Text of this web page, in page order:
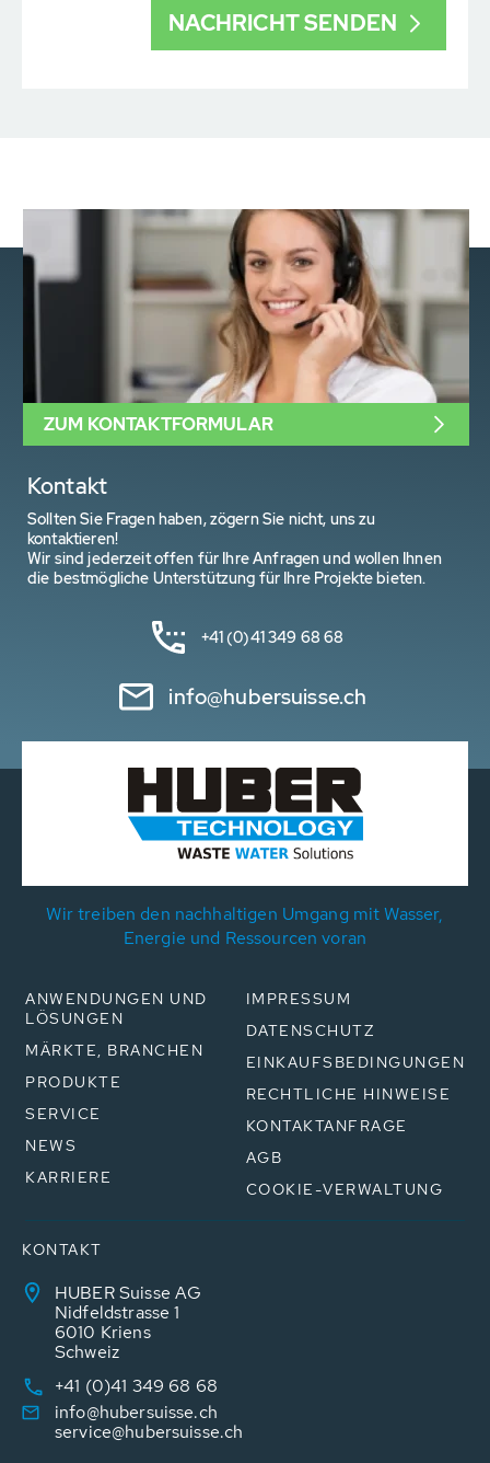
Kontakt
Sollten Sie Fragen haben, zögern Sie nicht, uns zu
kontaktieren!
Wir sind jederzeit offen für Ihre Anfragen und wollen Ihnen
die bestmögliche Unterstützung für Ihre Projekte bieten.
+41 (0)41 349 68 68
info@hubersuisse.ch
ZUM KONTAKTFORMULAR
Wir treiben den nachhaltigen Umgang mit Wasser,
Energie und Ressourcen voran
ANWENDUNGEN UND
LÖSUNGEN
MÄRKTE, BRANCHEN
PRODUKTE
SERVICE
NEWS
KARRIERE
IMPRESSUM
DATENSCHUTZ
EINKAUFSBEDINGUNGEN
RECHTLICHE HINWEISE
KONTAKTANFRAGE
AGB
COOKIE-VERWALTUNG
KONTAKT
HUBER Suisse AG
Nidfeldstrasse 1
6010 Kriens
Schweiz
+41 (0)41 349 68 68
info@hubersuisse.ch
service@hubersuisse.ch